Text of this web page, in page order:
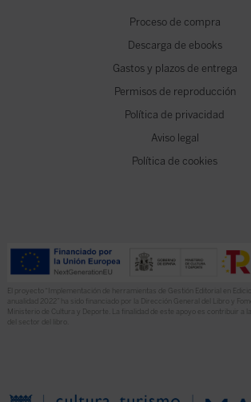
Proceso de compra
Descarga de ebooks
Gastos y plazos de entrega
Permisos de reproducción
Política de privacidad
Aviso legal
Política de cookies
El proyecto “Implementación de herramientas de Gestión Editorial en
anualidad 2022” ha sido financiado por la Dirección General del Libro y
Ministerio de Cultura y Deporte. La finalidad de este apoyo es contribuir a
del sector del libro.